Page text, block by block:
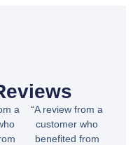
a
“A review from a
customer who
benefited from